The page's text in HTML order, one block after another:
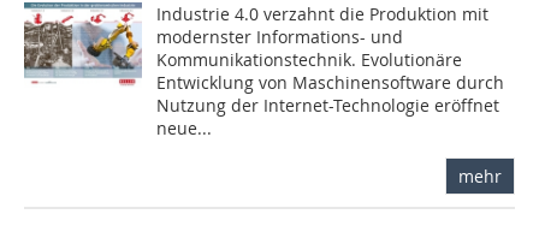
Industrie 4.0 verzahnt die Produktion mit
modernster Informations- und
Kommunikationstechnik. Evolutionäre
Entwicklung von Maschinensoftware durch
Nutzung der Internet-Technologie eröffnet
neue...
mehr